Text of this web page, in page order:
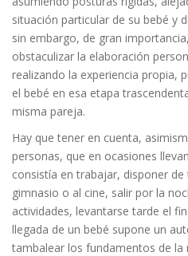
situación particular de su bebé y
sin embargo, de gran
obstaculizar la elaboración
realizando la experiencia propia,
el bebé en esa etapa
misma pareja.
Hay que tener en cuenta,
personas, que en ocasiones
consistía en trabajar, disponer
gimnasio o al cine, salir por la
actividades, levantarse tarde el
llegada de un bebé supone un
tambalear los fundamentos de la